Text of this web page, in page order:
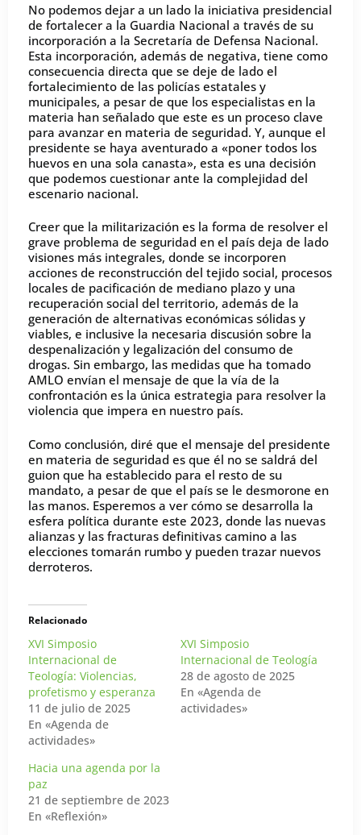
No podemos dejar a un lado la iniciativa presidencial
de fortalecer a la Guardia Nacional a través de su
incorporación a la Secretaría de Defensa Nacional.
Esta incorporación, además de negativa, tiene como
consecuencia directa que se deje de lado el
fortalecimiento de las policías estatales y
municipales, a pesar de que los especialistas en la
materia han señalado que este es un proceso clave
para avanzar en materia de seguridad. Y, aunque el
presidente se haya aventurado a «poner todos los
huevos en una sola canasta», esta es una decisión
que podemos cuestionar ante la complejidad del
escenario nacional.
Creer que la militarización es la forma de resolver el
grave problema de seguridad en el país deja de lado
visiones más integrales, donde se incorporen
acciones de reconstrucción del tejido social, procesos
locales de pacificación de mediano plazo y una
recuperación social del territorio, además de la
generación de alternativas económicas sólidas y
viables, e inclusive la necesaria discusión sobre la
despenalización y legalización del consumo de
drogas. Sin embargo, las medidas que ha tomado
AMLO envían el mensaje de que la vía de la
confrontación es la única estrategia para resolver la
violencia que impera en nuestro país.
Como conclusión, diré que el mensaje del presidente
en materia de seguridad es que él no se saldrá del
guion que ha establecido para el resto de su
mandato, a pesar de que el país se le desmorone en
las manos. Esperemos a ver cómo se desarrolla la
esfera política durante este 2023, donde las nuevas
alianzas y las fracturas definitivas camino a las
elecciones tomarán rumbo y pueden trazar nuevos
derroteros.
Relacionado
XVI Simposio
Internacional de
Teología: Violencias,
profetismo y esperanza
11 de julio de 2025
En «Agenda de
actividades»
XVI Simposio
Internacional de Teología
28 de agosto de 2025
En «Agenda de
actividades»
Hacia una agenda por la
paz
21 de septiembre de 2023
En «Reflexión»